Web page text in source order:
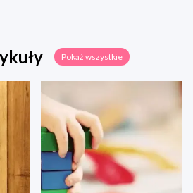
Pokaż wszystkie